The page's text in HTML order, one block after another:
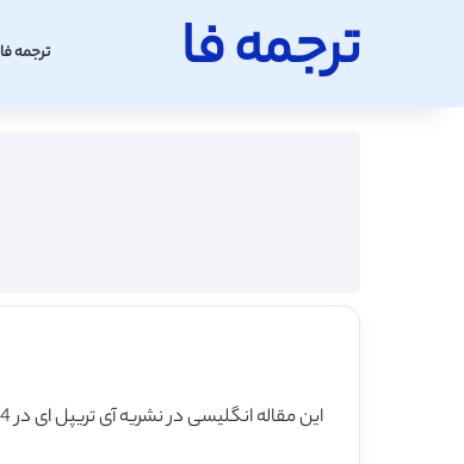
ترجمه فا ترجمه فا
این مقاله انگلیسی در نشریه آی تریپل ای در 4 صفحه در سال 2001 منتشر شده و ترجمه آن 11 صفحه بوده و آماده دانلود رایگان می باشد.